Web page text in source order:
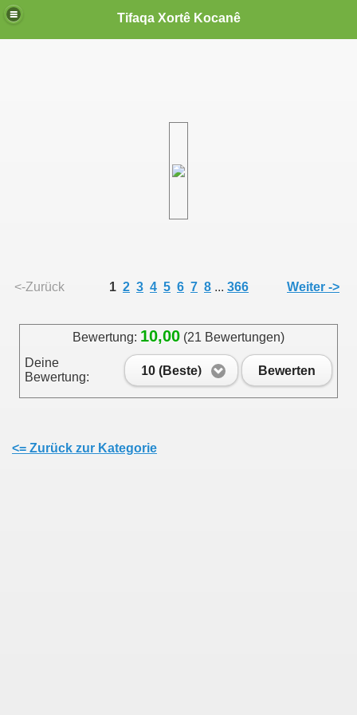
Tifaqa Xortê Kocanê
<-Zurück 1 2 3 4 5 6 7 8 ... 366 Weiter ->
Bewertung: 10,00 (21 Bewertungen)
Deine
Bewertung:
10 (Beste) Bewerten
<= Zurück zur Kategorie